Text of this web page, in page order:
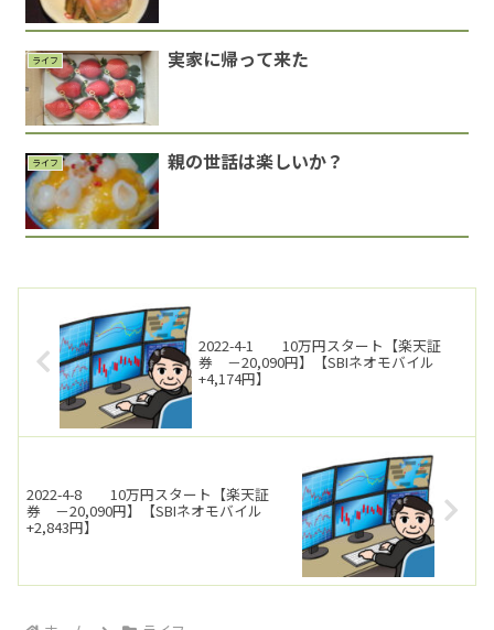
ライフ 実家に帰って来た
ライフ 親の世話は楽しいか？
2022-4-1 10万円スタート【楽天証
券 －20,090円】【SBIネオモバイル
+4,174円】
2022-4-8 10万円スタート【楽天証
券 －20,090円】【SBIネオモバイル
+2,843円】